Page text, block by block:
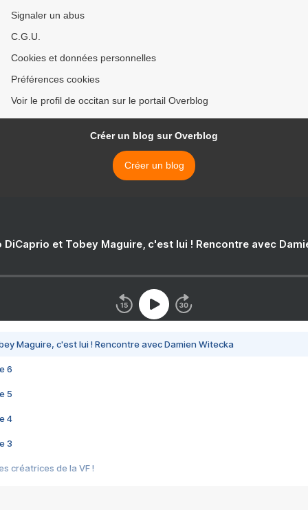
Signaler un abus
C.G.U.
Cookies et données personnelles
Préférences cookies
Voir le profil de occitan sur le portail Overblog
Créer un blog sur Overblog
Créer un blog
DiCaprio et Tobey Maguire, c'est lui ! Rencontre avec
Maguire, c'est lui ! Rencontre avec Damien Witecka
6
5
4
3
créatrices de la VF !